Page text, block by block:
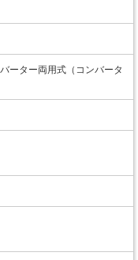
ーター両用式（コンバータ